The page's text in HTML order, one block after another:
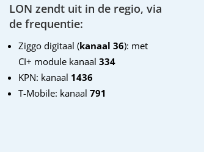
LON zendt uit in de regio, via
de frequentie:
Ziggo digitaal (kanaal 36): met
CI+ module kanaal 334
KPN: kanaal 1436
T-Mobile: kanaal791